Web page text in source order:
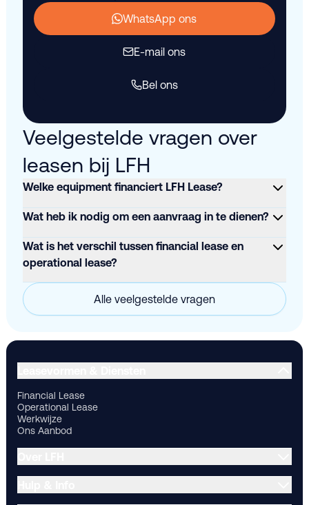
WhatsApp ons
E-mail ons
Bel ons
Veelgestelde vragen over
leasen bij LFH
Welke equipment financiert LFH Lease?
Wat heb ik nodig om een aanvraag in te dienen?
Wat is het verschil tussen financial lease en
operational lease?
Alle veelgestelde vragen
Financial Lease
Operational Lease
Werkwijze
Ons Aanbod